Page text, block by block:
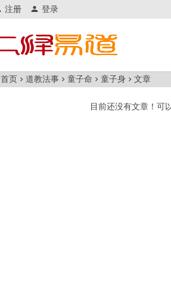
注册 登录
首页 道教法事 童子命 童子身 文章
目前还没有文章！可